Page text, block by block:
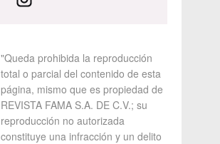
"Queda prohibida la reproducción
total o parcial del contenido de esta
página, mismo que es propiedad de
REVISTA FAMA S.A. DE C.V.; su
reproducción no autorizada
constituye una infracción y un delito